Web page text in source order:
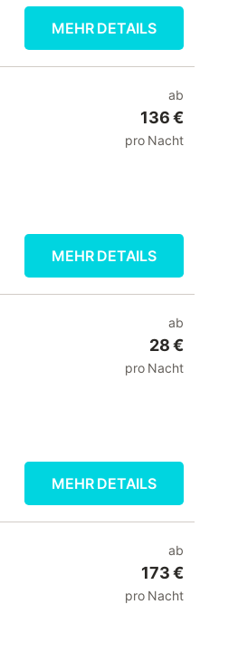
MEHR DETAILS
ab
136 €
pro Nacht
MEHR DETAILS
ab
28 €
pro Nacht
MEHR DETAILS
ab
173 €
pro Nacht